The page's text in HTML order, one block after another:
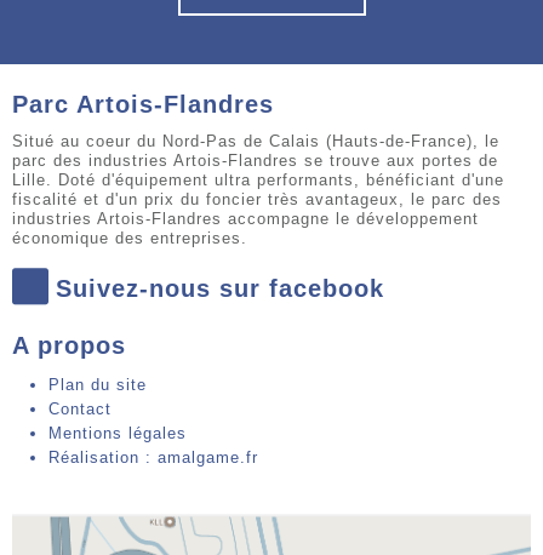
Parc Artois-Flandres
Situé au coeur du Nord-Pas de Calais (Hauts-de-France), le
parc des industries Artois-Flandres se trouve aux portes de
Lille. Doté d'équipement ultra performants, bénéficiant d'une
fiscalité et d'un prix du foncier très avantageux, le parc des
industries Artois-Flandres accompagne le développement
économique des entreprises.
Suivez-nous sur facebook
A propos
Plan du site
Contact
Mentions légales
Réalisation : amalgame.fr